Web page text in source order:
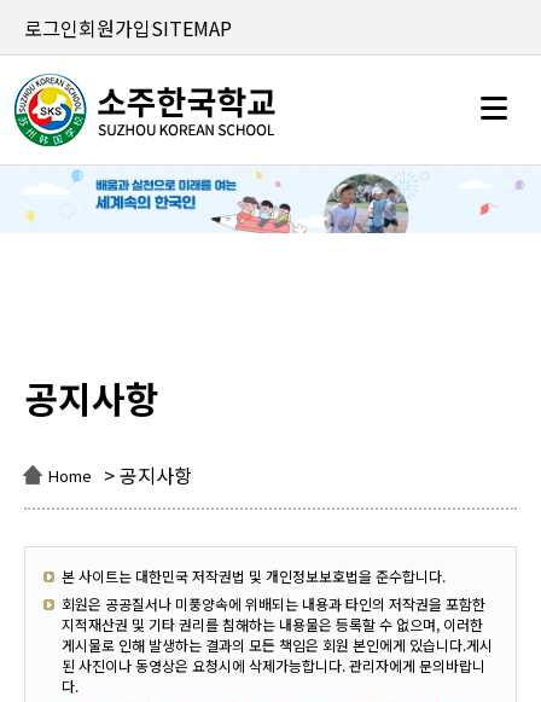
로그인회원가입SITEMAP
공지사항
Home > 공지사항
본 사이트는 대한민국 저작권법 및 개인정보보호법을 준수합니다.
회원은 공공질서나 미풍양속에 위배되는 내용과 타인의 저작권을 포함한
지적재산권 및 기타 권리를 침해하는 내용물은 등록할 수 없으며, 이러한
게시물로 인해 발생하는 결과의 모든 책임은 회원 본인에게 있습니다.게시
된 사진이나 동영상은 요청시에 삭제가능합니다. 관리자에게 문의바랍니
다.